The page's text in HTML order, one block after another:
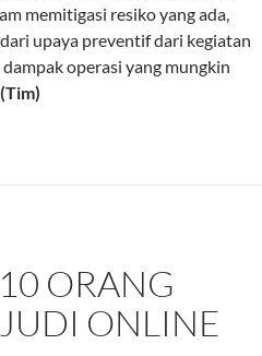
memitigasi resiko yang ada,
upaya preventif dari kegiatan
operasi yang mungkin
(Tim)
ORANG
ONLINE